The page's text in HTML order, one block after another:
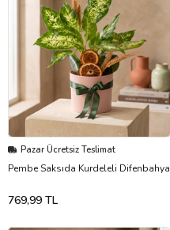
Pazar Ücretsiz Teslimat
Pembe Saksıda Kurdeleli Difenbahya
769,99 TL